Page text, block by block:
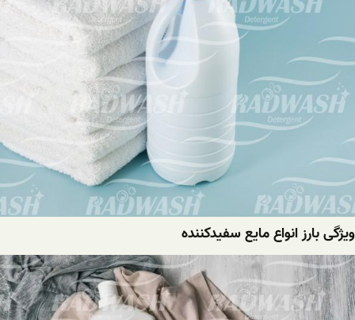
ویژگی بارز انواع مایع سفیدکننده